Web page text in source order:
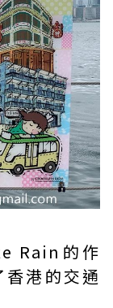
Rain的作
港的交通